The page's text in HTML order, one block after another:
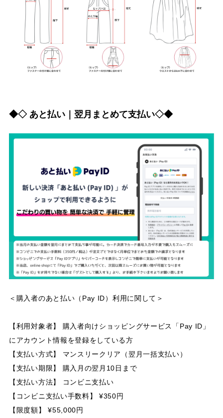
◆◇ あと払い｜翌月まとめて支払い◇◆
＜購入者のあと払い（Pay ID）利用に関して＞
【利用対象者】 購入者向けショッピングサービス「Pay ID」
にアカウント情報を登録をしている方
【支払い方式】 マンスリークリア（翌月一括支払い）
【支払い期限】 購入月の翌月10日まで
【支払い方法】 コンビニ支払い
【コンビニ支払い手数料】 ¥350円
【限度額】 ¥55,000円